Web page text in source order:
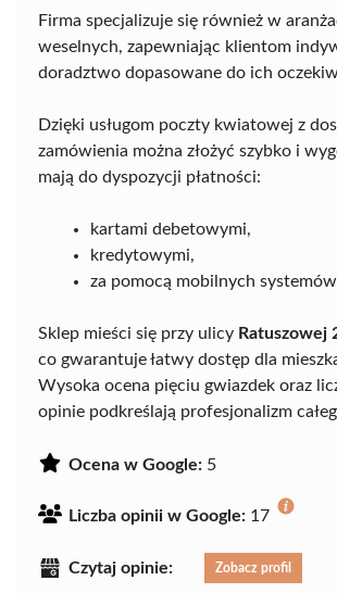
Firma specjalizuje się również w
weselnych, zapewniając klientom
doradztwo dopasowane do ich
Dzięki usługom poczty kwiatowej z
zamówienia można złożyć szybko i
mają do dyspozycji płatności:
kartami debetowymi,
kredytowymi,
za pomocą mobilnych
Sklep mieści się przy ulicy Ratuszowej
co gwarantuje łatwy dostęp dla
Wysoka ocena pięciu gwiazdek oraz
opinie podkreślają profesjonalizm
Ocena w Google: 5
Liczba opinii w Google: 17
Czytaj opinie: Zobacz profil